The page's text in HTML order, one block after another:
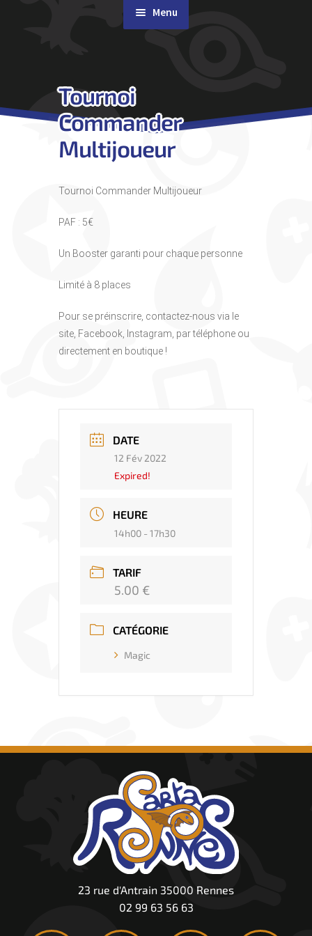
Menu
Agenda
Contact & Accès
Tournoi
Commander
Multijoueur
Tournoi Commander Multijoueur
PAF : 5€
Un Booster garanti pour chaque personne
Limité à 8 places
Pour se préinscrire, contactez-nous via le
site, Facebook, Instagram, par téléphone ou
directement en boutique !
DATE
12 Fév 2022
Expired!
HEURE
14h00 - 17h30
TARIF
5.00 €
CATÉGORIE
Magic
23 rue d'Antrain 35000 Rennes
02 99 63 56 63